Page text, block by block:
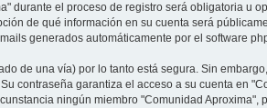
durante el proceso de registro será obligatoria u
de qué información en su cuenta será
generados automáticamente por el software
de una vía) por lo tanto está segura. Sin
contraseña garantiza el acceso a su cuenta en
ningún miembro "Comunidad Aproxima",